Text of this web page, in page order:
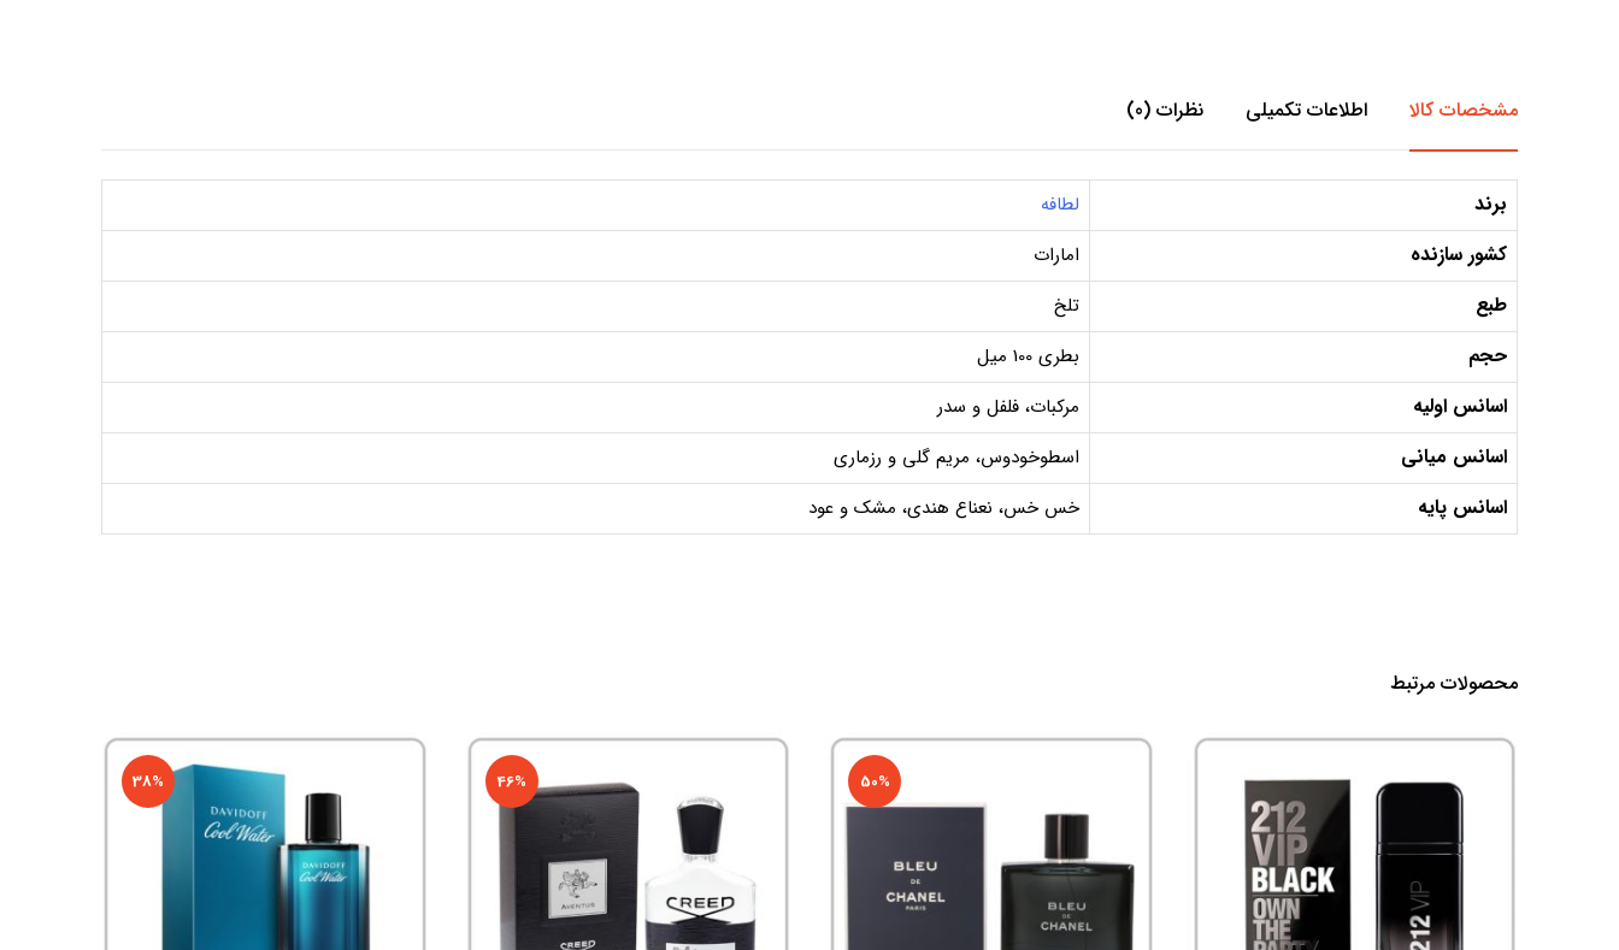
مشخصات کالا اطلاعات تکمیلی نظرات (0)
برند لطافه
کشور سازنده امارات
طبع تلخ
حجم بطری 100 میل
اسانس اولیه مرکبات، فلفل و سدر
اسانس میانی اسطوخودوس، مریم گلی و رزماری
اسانس پایه خس خس، نعناع هندی، مشک و عود
محصولات مرتبط
50%
46%
38%